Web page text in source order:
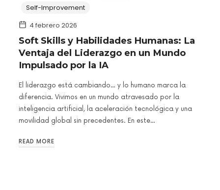
Self-Improvement
4 febrero 2026
Soft Skills y Habilidades Humanas: La
Ventaja del Liderazgo en un Mundo
Impulsado por la IA
El liderazgo está cambiando… y lo humano marca la
diferencia. Vivimos en un mundo atravesado por la
inteligencia artificial, la aceleración tecnológica y una
movilidad global sin precedentes. En este…
READ MORE